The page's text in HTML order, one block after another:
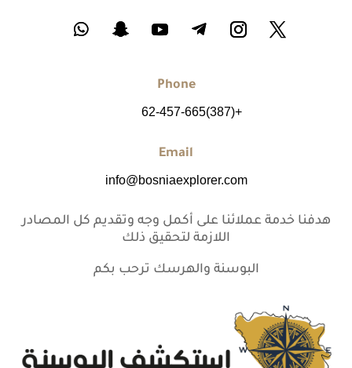
Phone
+(387)62-457-665
Email
info@bosniaexplorer.com
هدفنا خدمة عملائنا على أكمل وجه وتقديم كل المصادر
اللازمة لتحقيق ذلك
البوسنة والهرسك ترحب بكم